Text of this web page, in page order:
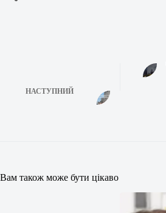
НАСТУПНИЙ
Вам також може бути цікаво